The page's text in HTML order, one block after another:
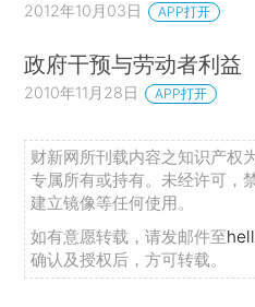
2012年10月03日 APP打开
政府干预与劳动者利益
2010年11月28日 APP打开
财新网所刊载内容之知识产权
专属所有或持有。未经许可，
建立镜像等任何使用。
如有意愿转载，请发邮件至
确认及授权后，方可转载。